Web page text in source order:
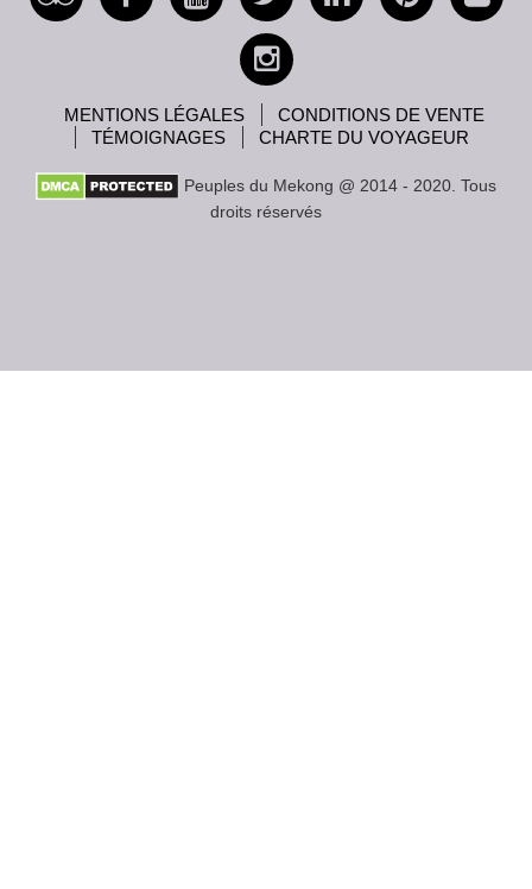
MENTIONS LÉGALES
CONDITIONS DE VENTE
TÉMOIGNAGES
CHARTE DU VOYAGEUR
Peuples du Mekong @ 2014 - 2020. Tous
droits réservés